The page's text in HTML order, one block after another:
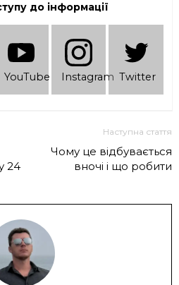
до інформації
YouTube Instagram Twitter
24
Наступна стаття
Чому це відбувається
вночі і що робити